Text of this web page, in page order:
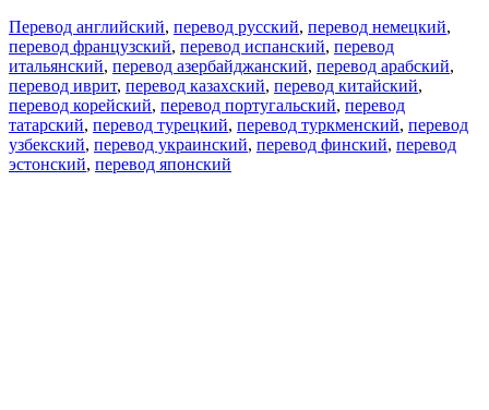
Перевод английский, перевод русский, перевод немецкий,
перевод французский, перевод испанский, перевод
итальянский, перевод азербайджанский, перевод арабский,
перевод иврит, перевод казахский, перевод китайский,
перевод корейский, перевод португальский, перевод
татарский, перевод турецкий, перевод туркменский, перевод
узбекский, перевод украинский, перевод финский, перевод
эстонский, перевод японский